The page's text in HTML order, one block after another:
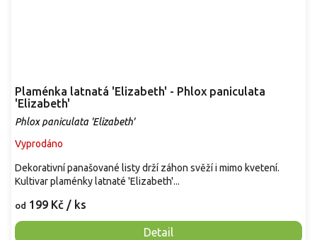
Plaménka latnatá 'Elizabeth' - Phlox paniculata
'Elizabeth'
Phlox paniculata 'Elizabeth'
Vyprodáno
od 199 Kč / ks
Detail
Dekorativní panašované listy drží záhon svěží i mimo kvetení.
Kultivar plaménky latnaté 'Elizabeth'...